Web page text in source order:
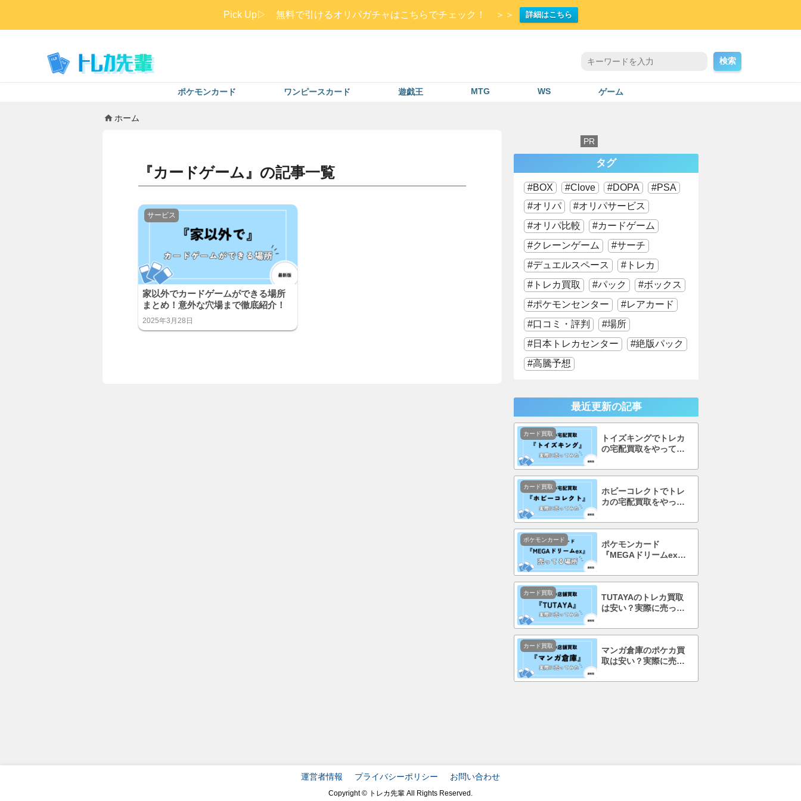
Pick Up▷ 無料で引けるオリパガチャはこちらでチェック！ ＞＞ 詳細はこちら
検索
ポケモンカード ワンピースカード 遊戯王 MTG WS ゲーム
ホーム
『カードゲーム』の記事一覧
家以外でカードゲームができる場所
まとめ！意外な穴場まで徹底紹介！
2025年3月28日
サービス
タグ
BOX Clove DOPA
PSA
オリパ
オリパサービス
オリパ比較
カードゲーム
クレーンゲーム
サーチ
デュエルスペース
トレカ
トレカ買取
パック
ボックス
ポケモンセンター
レアカード
口コミ・評判
場所
日本トレカセンター
絶版パック
高騰予想
最近更新の記事
トイズキングでトレカ
の宅配買取をやってみ
徹底調査！
カード買取
ホビーコレクトでトレ
カの宅配買取をやって
で徹底調査！
カード買取
ポケモンカード
『MEGAドリームex』
こ？コンビニで買え
ポケモンカード
TUTAYAのトレカ買取
は安い？実際に売って
徹底調査！
カード買取
マンガ倉庫のポケカ買
取は安い？実際に売っ
で徹底調査！
カード買取
運営者情報 プライバシーポリシー お問い合わせ
Copyright © トレカ先輩 All Rights Reserved.